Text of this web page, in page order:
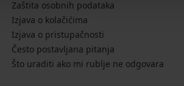
Zaštita osobnih podataka
Izjava o kolačićima
Izjava o pristupačnosti
Često postavljana pitanja
Što uraditi ako mi rublje ne odgovara